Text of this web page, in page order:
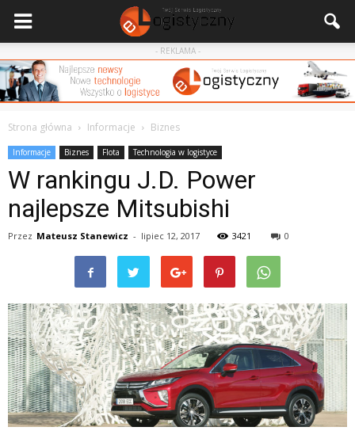
- REKLAMA -
Strona główna Informacje Biznes
Informacje Biznes Flota Technologia w logistyce
W rankingu J.D. Power
najlepsze Mitsubishi
Przez Mateusz Stanewicz - lipiec 12, 2017 3421 0